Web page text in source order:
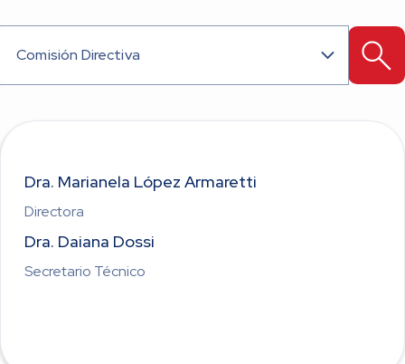
Comisión Directiva
Dra. Marianela López Armaretti
Directora
Dra. Daiana Dossi
Secretario Técnico